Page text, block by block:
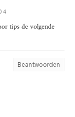
tips de volgende
Beantwoorden